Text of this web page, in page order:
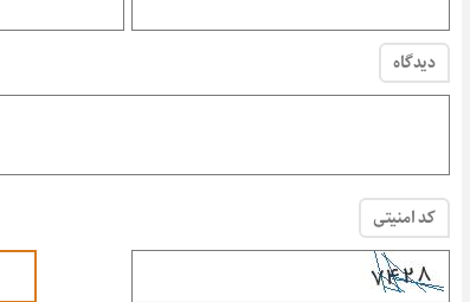
دیدگاه
کد امنیتی